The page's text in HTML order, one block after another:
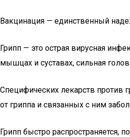
Вакцинация — единственный
Грипп — это острая вирусная
мышцах и суставах, сильная
Специфических лекарств против
от гриппа и связанных с ним
Грипп быстро распространяется,